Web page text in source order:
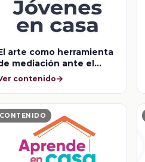
arte como herramienta
mediación ante el
contenido
CONTENIDO